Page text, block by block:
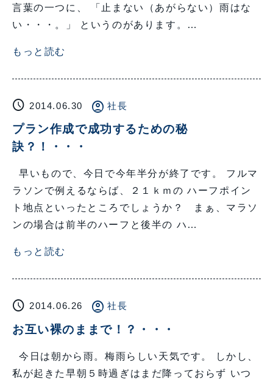
言葉の一つに、 「止まない（あがらない）雨はな
い・・・。」 というのがあります。…
もっと読む
schedule 2014.06.30 account_circle 社長
プラン作成で成功するための秘
訣？！・・・
早いもので、今日で今年半分が終了です。 フルマ
ラソンで例えるならば、２１ｋｍの ハーフポイン
ト地点といったところでしょうか？ まぁ、マラソ
ンの場合は前半のハーフと後半の ハ…
もっと読む
schedule 2014.06.26 account_circle 社長
お互い裸のままで！？・・・
今日は朝から雨。梅雨らしい天気です。 しかし、
私が起きた早朝５時過ぎはまだ降っておらず いつ